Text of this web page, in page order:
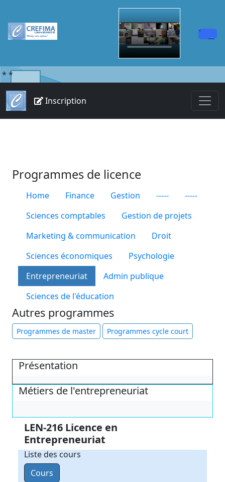
* *
Inscription
Programmes de licence
Home Finance Gestion -----
-----
Sciences comptables
Gestion de projets
Marketing & communication
Droit
Sciences économiques
Psychologie
Entrepreneuriat
Admin publique
Sciences de l'éducation
Autres programmes
Programmes de master Programmes cycle court
Présentation
Métiers de l'entrepreneuriat
LEN-216 Licence en
Entrepreneuriat
Liste des cours
Cours